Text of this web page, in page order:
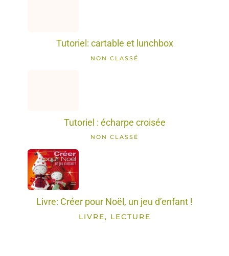
Tutoriel: cartable et lunchbox
NON CLASSÉ
Tutoriel : écharpe croisée
NON CLASSÉ
Livre: Créer pour Noël, un jeu d’enfant !
LIVRE, LECTURE